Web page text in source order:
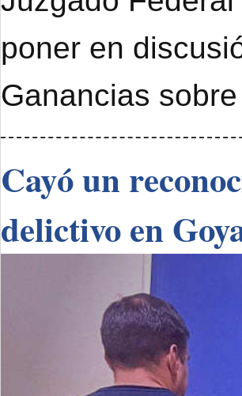
poner en
Ganancias
Cayó un
delictivo en